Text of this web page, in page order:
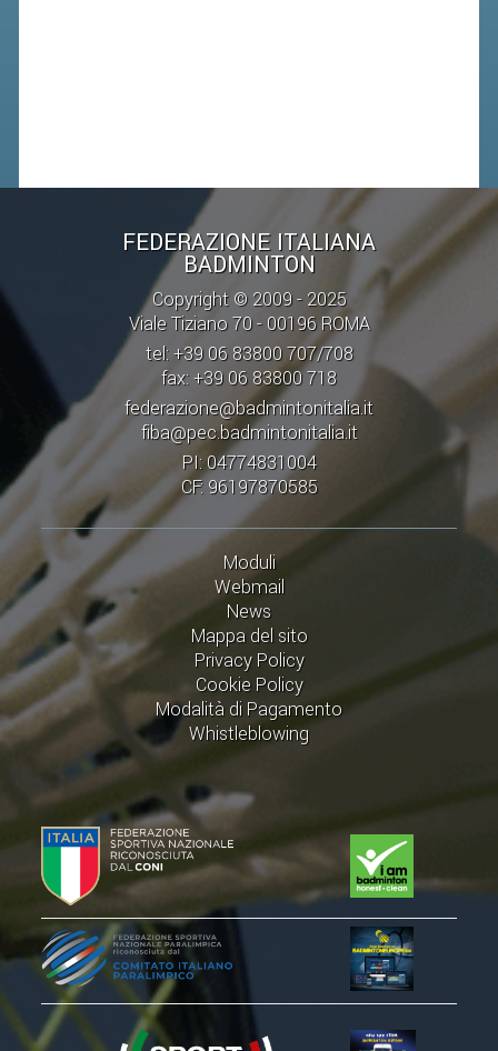
FEDERAZIONE ITALIANA
BADMINTON
Copyright © 2009 - 2025
Viale Tiziano 70 - 00196 ROMA
tel: +39 06 83800 707/708
fax: +39 06 83800 718
federazione@badmintonitalia.it
fiba@pec.badmintonitalia.it
PI: 04774831004
CF: 96197870585
Moduli
Webmail
News
Mappa del sito
Privacy Policy
Cookie Policy
Modalità di Pagamento
Whistleblowing
RICHIESTA TORNEI
EVENTI SOSTENIBILI
PARA BADMINTON
L'ATTIVITÀ
TESSERAMENTO
REGOLAMENTI
GARE
STAFF TECNICO
CLASSIFICHE 2016-2023
ATLETI D'INTERESSE NAZIONALE
SCHEDE ATLETI
PROMOZIONE
NUOVI GIOCHI DELLA GIOVENTÙ
PROGETTO SHUTTLE TIME
TROFEO CONI
ENTI DI PROMOZIONE SPORTIVA
PROGETTI CONI
PROGETTI SPORT E SALUTE
FORMAZIONE